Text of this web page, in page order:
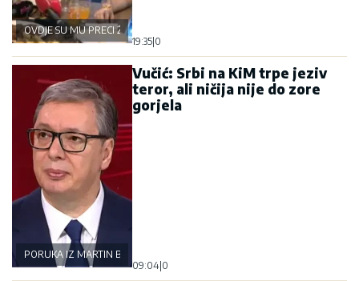
OVDJE SU MU PRECI ŽIVJELI
19:35 0
PORUKA IZ MARTIN BRODA
Vučić: Srbi na KiM trpe jeziv
teror, ali ničija nije do zore
gorjela
09:04 0